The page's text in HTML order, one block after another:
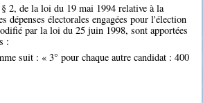
2, de la loi du 19 mai 1994 relative à la
dépenses électorales engagées pour l'élection
par la loi du 25 juin 1998, sont apportées
:
suit : « 3° pour chaque autre candidat : 400